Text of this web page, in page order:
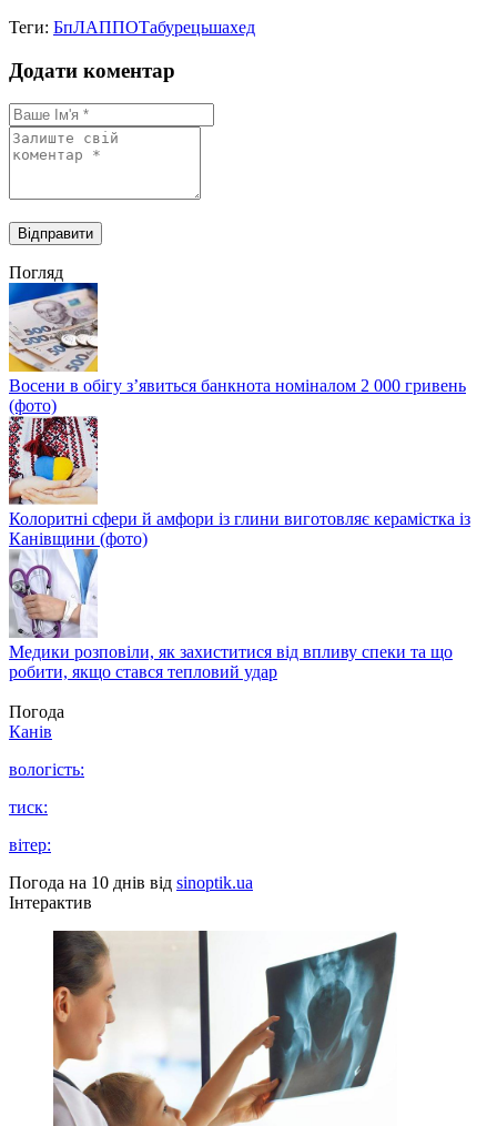
Теги: БпЛАППОТабурецьшахед
Додати коментар
Погляд
Восени в обігу з’явиться банкнота номіналом 2 000 гривень
(фото)
Колоритні сфери й амфори із глини виготовляє керамістка із
Канівщини (фото)
Медики розповіли, як захиститися від впливу спеки та що
робити, якщо стався тепловий удар
Погода
Канів
вологість:
тиск:
вітер:
Погода на 10 днів від sinoptik.ua
Інтерактив